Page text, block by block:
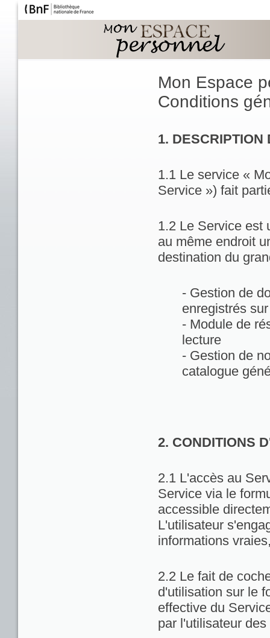
Mon Espace
Conditions
1. DESCRIPTION
1.1 Le service «
Service ») fait
1.2 Le Service est
au même endroit
destination du
- Gestion de
enregistrés
- Module de
lecture
- Gestion de
catalogue
2. CONDITIONS
2.1 L'accès au
Service via le
accessible
L'utilisateur
informations
2.2 Le fait de
d'utilisation sur le
effective du
par l'utilisateur